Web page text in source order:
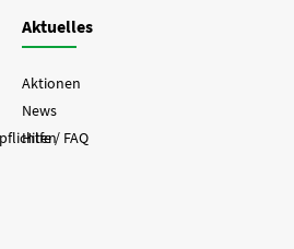
Aktuelles
Aktionen
News
Hilfe / FAQ